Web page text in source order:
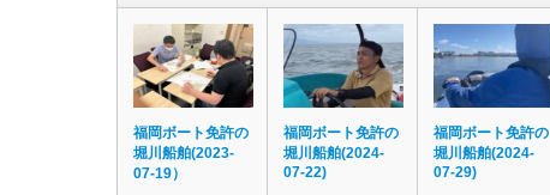
福岡ボート免許の
堀川船舶(2023-
07-19）
福岡ボート免許の
堀川船舶(2024-
07-22)
福岡ボート免許の
堀川船舶(2024-
07-29)